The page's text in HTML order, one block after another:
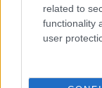
related to
functionality
user